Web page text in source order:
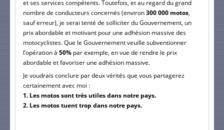
et ses services compétents.Toutefois, et au regard du grand
nombre de conducteurs concernés (environ300 000 motos,
sauf erreur), je serai tenté de solliciter du Gouvernement, un
prix abordable et motivant pour une adhésion massive des
motocyclistes.Que le Gouvernement veuille subventionner
l’opération à 50% par exemple, en vue de rendre le prix
abordable et favoriser une adhésion massive.
Je voudrais conclure par deux vérités que vous partagerez
certainement avec moi :
1. Les motos sont très utiles dans notre pays.
2. Les motos tuent trop dans notre pays.